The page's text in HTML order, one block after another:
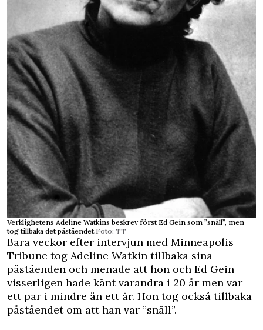
Verklighetens Adeline Watkins beskrev först Ed Gein som ”snäll”, men
tog tillbaka det påståendet.Foto: TT
Bara veckor efter intervjun med Minneapolis
Tribune tog Adeline Watkin tillbaka sina
påståenden och menade att hon och Ed Gein
visserligen hade känt varandra i 20 år men var
ett par i mindre än ett år. Hon tog också tillbaka
påståendet om att han var ”snäll”.